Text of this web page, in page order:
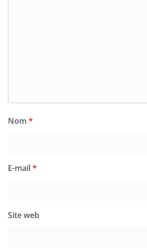
Nom *
E-mail*
Site web